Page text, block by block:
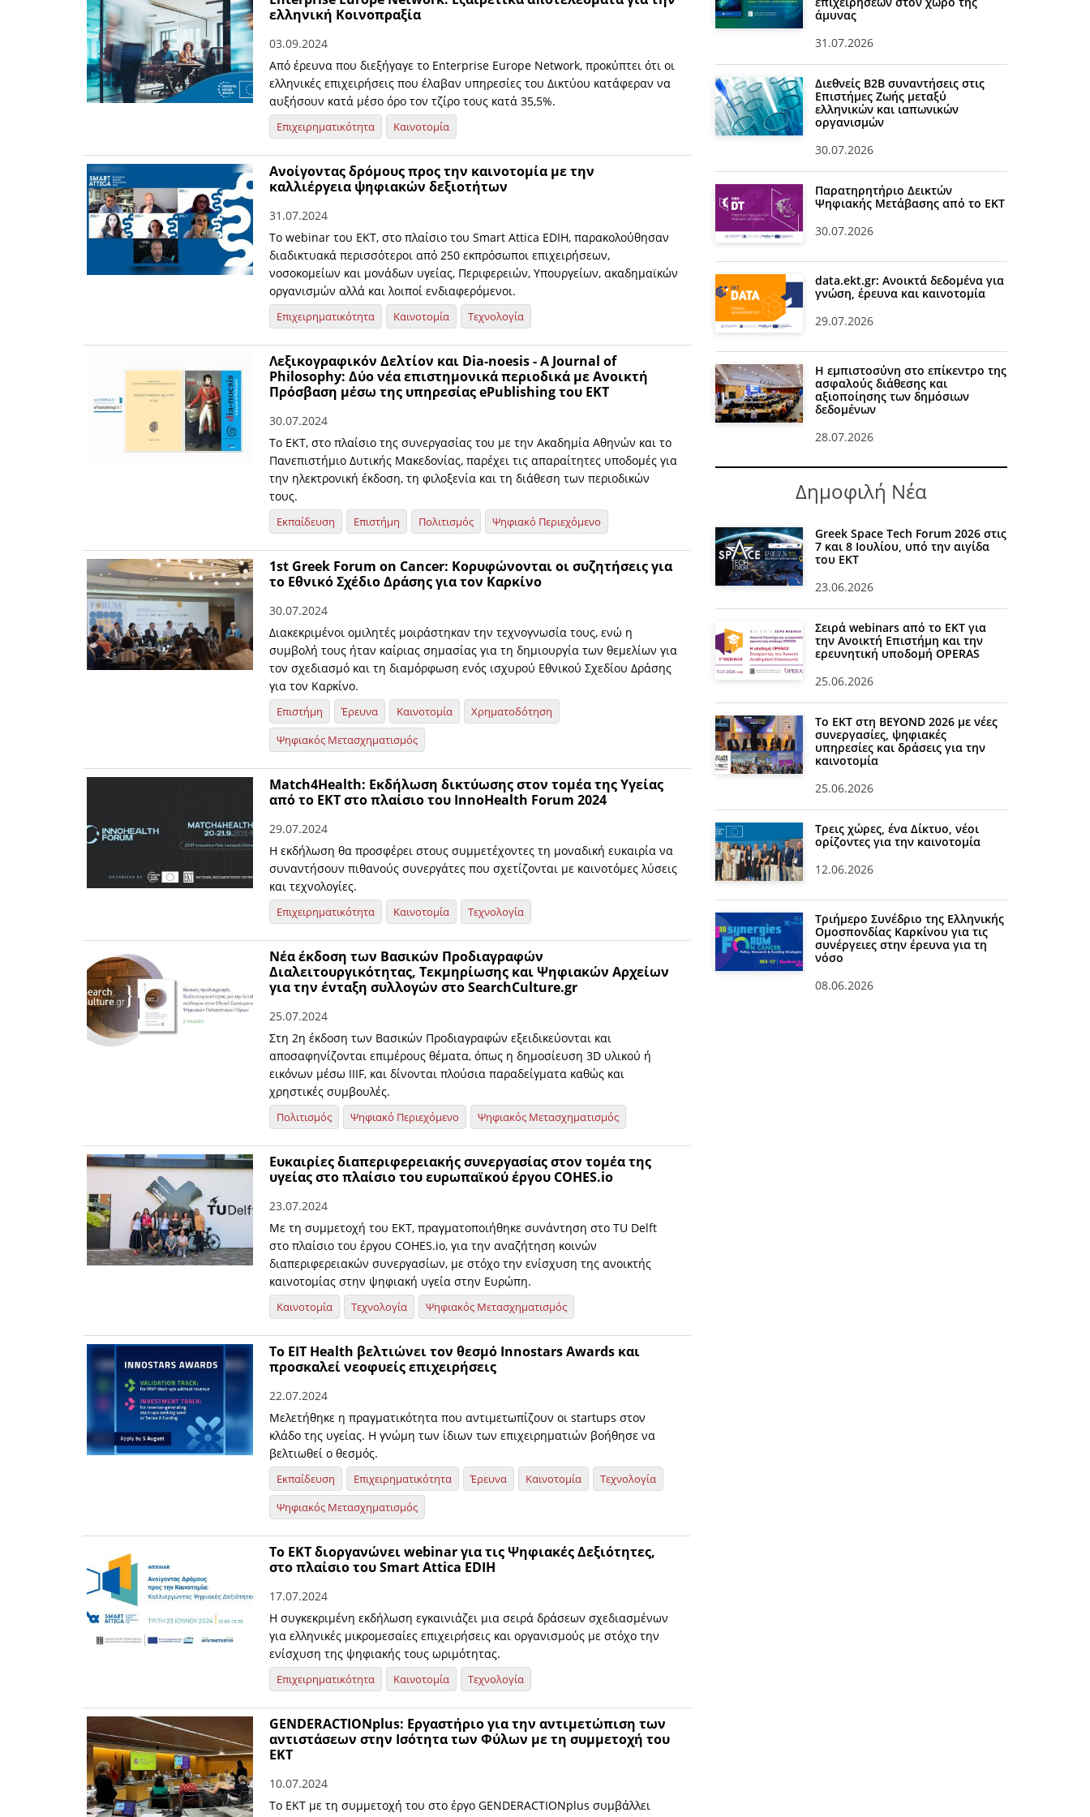
ελληνική Κοινοπραξία
03.09.2024
Από έρευνα που διεξήγαγε το Enterprise Europe Network, προκύπτει ότι οι
ελληνικές επιχειρήσεις που έλαβαν υπηρεσίες του Δικτύου κατάφεραν να
αυξήσουν κατά μέσο όρο τον τζίρο τους κατά 35,5%.
Επιχειρηματικότητα Καινοτομία
Ανοίγοντας δρόμους προς την καινοτομία με την
καλλιέργεια ψηφιακών δεξιοτήτων
31.07.2024
To webinar του ΕΚΤ, στο πλαίσιο του Smart Attica EDIH, παρακολούθησαν
διαδικτυακά περισσότεροι από 250 εκπρόσωποι επιχειρήσεων,
νοσοκομείων και μονάδων υγείας, Περιφερειών, Υπουργείων, ακαδημαϊκών
οργανισμών αλλά και λοιποί ενδιαφερόμενοι.
Επιχειρηματικότητα Καινοτομία Τεχνολογία
Λεξικογραφικόν Δελτίον και Dia-noesis - A Journal of
Philosophy: Δύο νέα επιστημονικά περιοδικά με Ανοικτή
Πρόσβαση μέσω της υπηρεσίας ePublishing του EKT
30.07.2024
To EKT, στο πλαίσιο της συνεργασίας του με την Ακαδημία Αθηνών και το
Πανεπιστήμιο Δυτικής Μακεδονίας, παρέχει τις απαραίτητες υποδομές για
την ηλεκτρονική έκδοση, τη φιλοξενία και τη διάθεση των περιοδικών
τους.
Εκπαίδευση Επιστήμη Πολιτισμός Ψηφιακό Περιεχόμενο
1st Greek Forum on Cancer: Κορυφώνονται οι συζητήσεις για
το Εθνικό Σχέδιο Δράσης για τον Καρκίνο
30.07.2024
Διακεκριμένοι ομιλητές μοιράστηκαν την τεχνογνωσία τους, ενώ η
συμβολή τους ήταν καίριας σημασίας για τη δημιουργία των θεμελίων για
τον σχεδιασμό και τη διαμόρφωση ενός ισχυρού Εθνικού Σχεδίου Δράσης
για τον Καρκίνο.
Επιστήμη Έρευνα Καινοτομία
Χρηματοδότηση
Ψηφιακός Μετασχηματισμός
Match4Health: Εκδήλωση δικτύωσης στον τομέα της Υγείας
από το ΕΚΤ στο πλαίσιο του InnoHealth Forum 2024
29.07.2024
Η εκδήλωση θα προσφέρει στους συμμετέχοντες τη μοναδική ευκαιρία να
συναντήσουν πιθανούς συνεργάτες που σχετίζονται με καινοτόμες λύσεις
και τεχνολογίες.
Επιχειρηματικότητα Καινοτομία Τεχνολογία
Νέα έκδοση των Βασικών Προδιαγραφών
Διαλειτουργικότητας, Τεκμηρίωσης και Ψηφιακών Αρχείων
για την ένταξη συλλογών στο SearchCulture.gr
25.07.2024
Στη 2η έκδοση των Βασικών Προδιαγραφών εξειδικεύονται και
αποσαφηνίζονται επιμέρους θέματα, όπως η δημοσίευση 3D υλικού ή
εικόνων μέσω IIIF, και δίνονται πλούσια παραδείγματα καθώς και
χρηστικές συμβουλές.
Πολιτισμός Ψηφιακό Περιεχόμενο Ψηφιακός Μετασχηματισμός
Ευκαιρίες διαπεριφερειακής συνεργασίας στον τομέα της
υγείας στο πλαίσιο του ευρωπαϊκού έργου COHES.io
23.07.2024
Με τη συμμετοχή του ΕΚΤ, πραγματοποιήθηκε συνάντηση στο TU Delft
στο πλαίσιο του έργου COHES.io, για την αναζήτηση κοινών
διαπεριφερειακών συνεργασίων, με στόχο την ενίσχυση της ανοικτής
καινοτομίας στην ψηφιακή υγεία στην Ευρώπη.
Καινοτομία Τεχνολογία Ψηφιακός Μετασχηματισμός
Το EIT Health βελτιώνει τον θεσμό Innostars Awards και
προσκαλεί νεοφυείς επιχειρήσεις
22.07.2024
Μελετήθηκε η πραγματικότητα που αντιμετωπίζουν οι startups στον
κλάδο της υγείας. Η γνώμη των ίδιων των επιχειρηματιών βοήθησε να
βελτιωθεί ο θεσμός.
Εκπαίδευση Επιχειρηματικότητα Έρευνα Καινοτομία
Τεχνολογία
Ψηφιακός Μετασχηματισμός
Το ΕΚΤ διοργανώνει webinar για τις Ψηφιακές Δεξιότητες,
στο πλαίσιο του Smart Attica EDIH
17.07.2024
Η συγκεκριμένη εκδήλωση εγκαινιάζει μια σειρά δράσεων σχεδιασμένων
για ελληνικές μικρομεσαίες επιχειρήσεις και οργανισμούς με στόχο την
ενίσχυση της ψηφιακής τους ωριμότητας.
Επιχειρηματικότητα Καινοτομία Τεχνολογία
GENDERACTIONplus: Εργαστήριο για την αντιμετώπιση των
αντιστάσεων στην Ισότητα των Φύλων με τη συμμετοχή του
ΕΚΤ
10.07.2024
Το ΕΚΤ με τη συμμετοχή του στο έργο GENDERACTIONplus συμβάλλει
άμυνας
31.07.2026
Διεθνείς Β2Β συναντήσεις στις
Επιστήμες Ζωής μεταξύ
ελληνικών και ιαπωνικών
οργανισμών
30.07.2026
Παρατηρητήριο Δεικτών
Ψηφιακής Μετάβασης από το ΕΚΤ
30.07.2026
data.ekt.gr: Ανοικτά δεδομένα για
γνώση, έρευνα και καινοτομία
29.07.2026
Η εμπιστοσύνη στο επίκεντρο της
ασφαλούς διάθεσης και
αξιοποίησης των δημόσιων
δεδομένων
28.07.2026
Δημοφιλή Νέα
Greek Space Tech Forum 2026 στις
7 και 8 Ιουλίου, υπό την αιγίδα
του ΕΚΤ
23.06.2026
Σειρά webinars από το ΕΚΤ για
την Ανοικτή Επιστήμη και την
ερευνητική υποδομή OPERAS
25.06.2026
Το ΕΚΤ στη BEYOND 2026 με νέες
συνεργασίες, ψηφιακές
υπηρεσίες και δράσεις για την
καινοτομία
25.06.2026
Τρεις χώρες, ένα Δίκτυο, νέοι
ορίζοντες για την καινοτομία
12.06.2026
Τριήμερο Συνέδριο της Ελληνικής
Ομοσπονδίας Καρκίνου για τις
συνέργειες στην έρευνα για τη
νόσο
08.06.2026